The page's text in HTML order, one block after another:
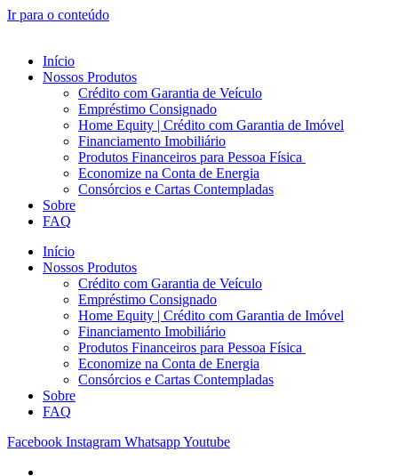
Ir para o conteúdo
Início
Nossos Produtos
Crédito com Garantia de Veículo
Empréstimo Consignado
Home Equity | Crédito com Garantia de Imóvel
Financiamento Imobiliário
Produtos Financeiros para Pessoa Física
Economize na Conta de Energia
Consórcios e Cartas Contempladas
Sobre
FAQ
Início
Nossos Produtos
Crédito com Garantia de Veículo
Empréstimo Consignado
Home Equity | Crédito com Garantia de Imóvel
Financiamento Imobiliário
Produtos Financeiros para Pessoa Física
Economize na Conta de Energia
Consórcios e Cartas Contempladas
Sobre
FAQ
Facebook Instagram WhatsappYoutube